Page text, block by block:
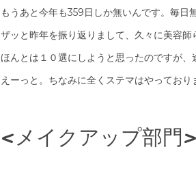
もうあと今年も359日しか無いんです。毎日
ザッと昨年を振り返りまして、久々に美容師
ほんとは１０選にしようと思ったのですが、
えーっと。ちなみに全くステマはやってお
<メイクアップ部門>